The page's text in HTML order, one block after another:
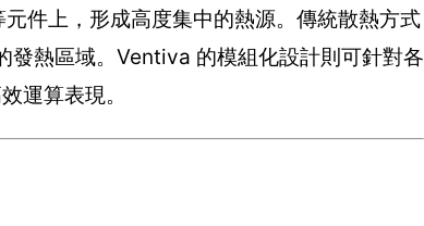
件上，形成高度集中的熱源。傳統散熱方式
發熱區域。Ventiva 的模組化設計則可針對各
運算表現。